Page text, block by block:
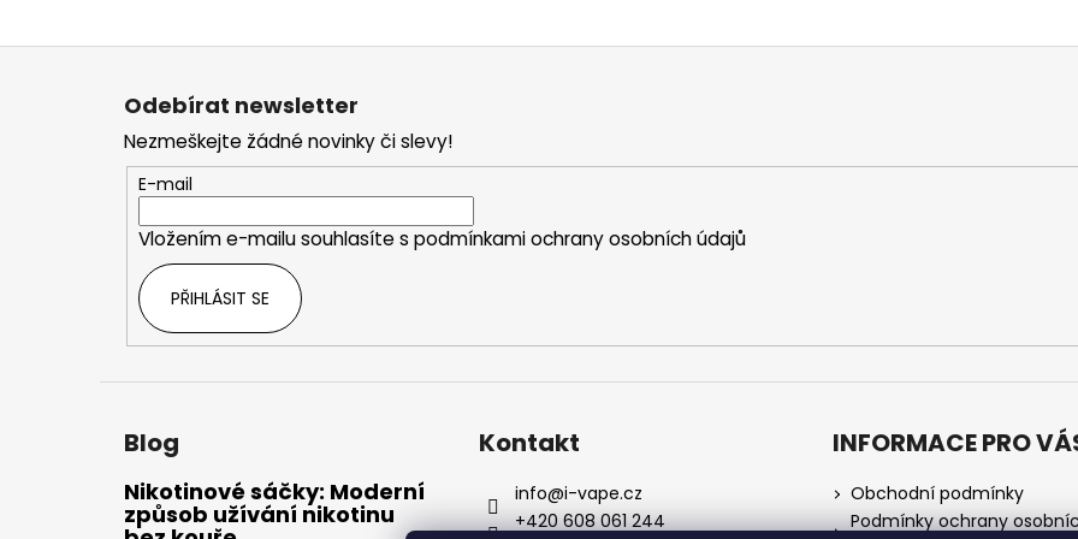
Z
Odebírat newsletter
Nezmeškejte žádné novinky či slevy!
E-mail
Vložením e-mailu souhlasíte s podmínkami ochrany osobních údajů
PŘIHLÁSIT SE
Blog
Nikotinové sáčky: Moderní
způsob užívání nikotinu
Kontakt
info@i-vape.cz
+420 608 061 244
INFORMACE PRO
Obchodní podmínky
Podmínky ochrany